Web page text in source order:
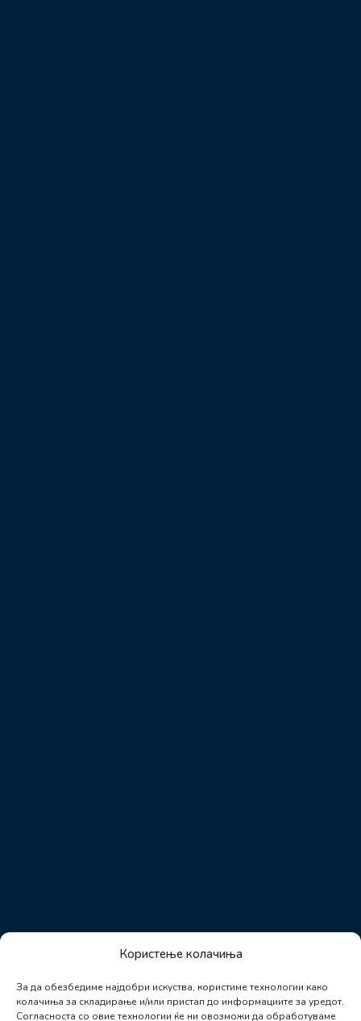
Користење колачиња
За да обезбедиме најдобри искуства, користиме технологии како
колачиња за складирање и/или пристап до информациите за уредот.
Согласноста со овие технологии ќе ни овозможи да обработуваме